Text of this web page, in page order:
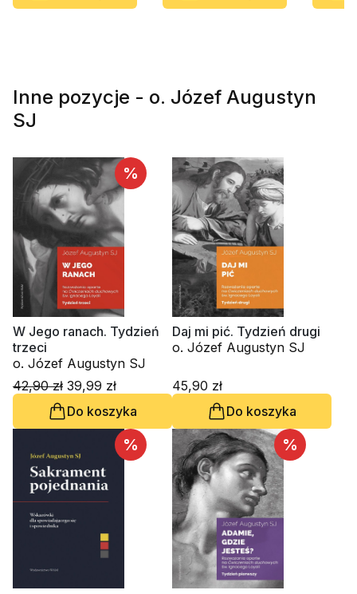
Inne pozycje - o. Józef Augustyn
SJ
%
W Jego ranach. Tydzień
trzeci
o. Józef Augustyn SJ
42,90 zł 39,99 zł
Do koszyka
Daj mi pić. Tydzień drugi
o. Józef Augustyn SJ
45,90 zł
Do koszyka
% %